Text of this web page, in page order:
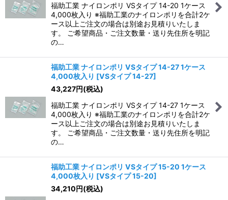
福助工業 ナイロンポリ VSタイプ 14-20 1ケース
4,000枚入り ※福助工業のナイロンポリを合計2ケ
ース以上ご注文の場合は別途お見積りいたしま
す。 ご希望商品・ご注文数量・送り先住所を明記
の…
福助工業 ナイロンポリ VSタイプ 14-27 1ケース
4,000枚入り [VSタイプ 14-27]
43,227円(税込)
福助工業 ナイロンポリ VSタイプ 14-27 1ケース
4,000枚入り ※福助工業のナイロンポリを合計2ケ
ース以上ご注文の場合は別途お見積りいたしま
す。 ご希望商品・ご注文数量・送り先住所を明記
の…
福助工業 ナイロンポリ VSタイプ 15-20 1ケース
4,000枚入り [VSタイプ 15-20]
34,210円(税込)